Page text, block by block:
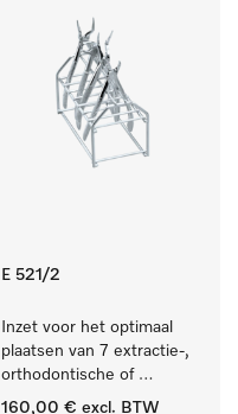
E 521/2
Inzet voor het optimaal
plaatsen van 7 extractie-,
orthodontische of
techniektangen.
160,00 € excl. BTW